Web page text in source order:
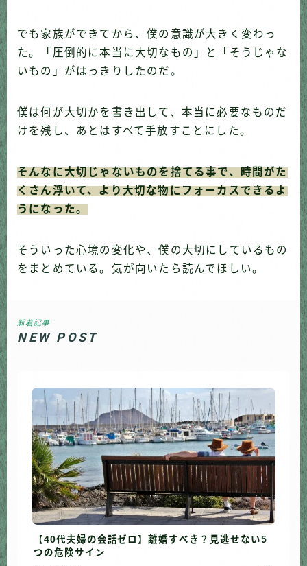
でも家族ができてから、僕の意識が大きく変わっ
た。「圧倒的に本当に大切なもの」と「そうじゃな
いもの」がはっきりしたのだ。
僕は何が大切かを書き出して、本当に必要なものだ
けを残し、あとはすべて手放すことにした。
そんなに大切じゃないものを捨てる事で、時間がた
くさん浮いて、より大切な物にフォーカスできるよ
うになった。
そういった心境の変化や、僕の大切にしているもの
をまとめている。気が向いたら読んでほしい。
新着記事
NEW POST
【40代夫婦の会話ゼロ】離婚すべき？見逃せない5
つの危険サイン